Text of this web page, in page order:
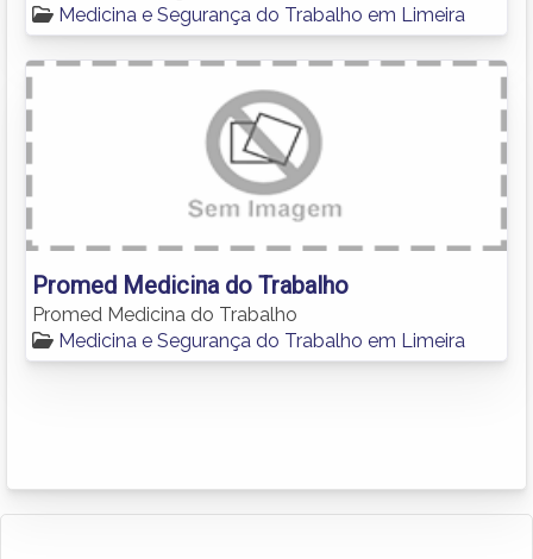
Medicina e Segurança do Trabalho em Limeira
Promed Medicina do Trabalho
Promed Medicina do Trabalho
Medicina e Segurança do Trabalho em Limeira